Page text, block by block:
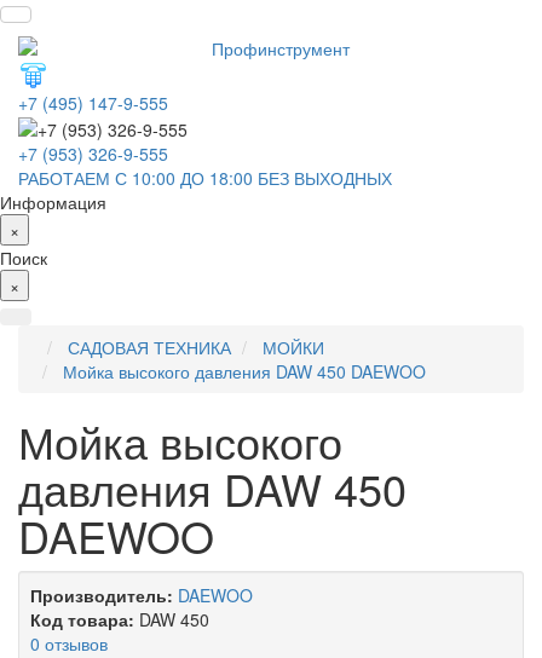
+7 (495) 147-9-555
+7 (953) 326-9-555
РАБОТАЕМ С 10:00 ДО 18:00 БЕЗ ВЫХОДНЫХ
Информация
×
Поиск
×
САДОВАЯ ТЕХНИКА
МОЙКИ
Мойка высокого давления DAW 450 DAEWOO
Мойка высокого
давления DAW 450
DAEWOO
Производитель: DAEWOO
Код товара: DAW 450
0 отзывов